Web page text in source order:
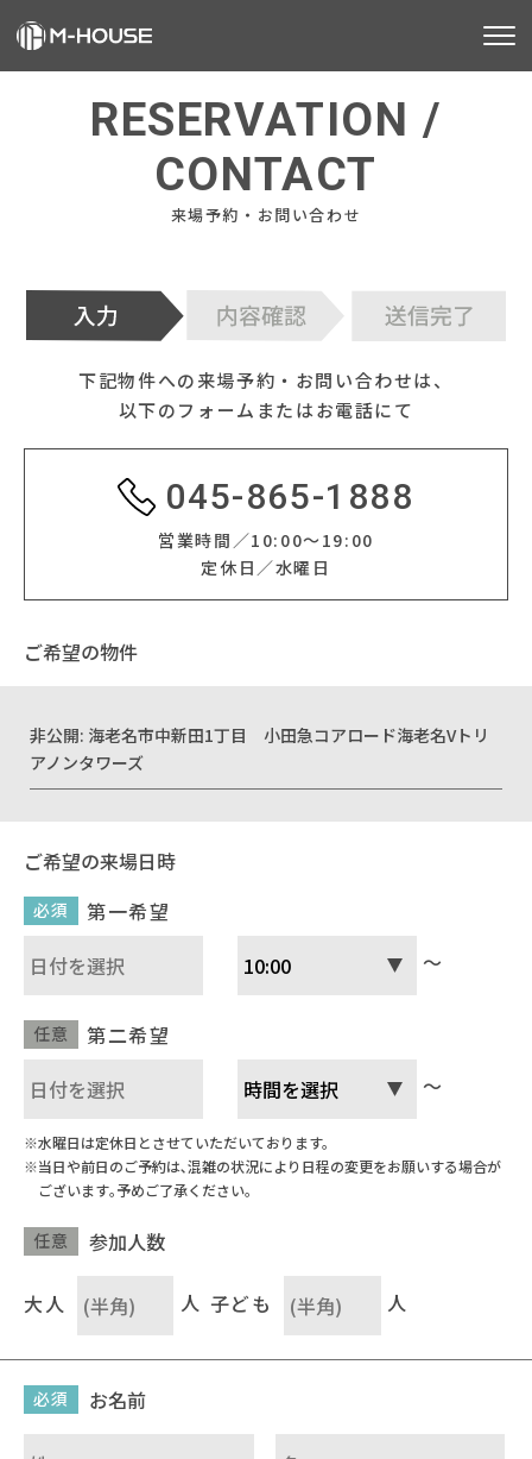
M-HOUSEとは
施工事例
お客様の声
会社情報
イベント情報
営業時間／10：00〜19：00 定休日／水曜日
お問い合わせ
RESERVATION /
CONTACT
来場予約・お問い合わせ
下記物件への来場予約・お問い合わせは、
以下のフォームまたはお電話にて
045-865-1888
営業時間
10:00〜19:00
定休日
水曜日
ご希望の物件
非公開: 海老名市中新田1丁目 小田急コアロード海老名Vトリ
アノンタワーズ
ご希望の来場日時
必須
第一希望
～
任意
第二希望
～
水曜日は定休日とさせていただいております。
当日や前日のご予約は､混雑の状況により日程の変更をお願いする場合が
ございます｡予めご了承ください｡
参加人数
任意
大人 人 子ども 人
お名前
必須